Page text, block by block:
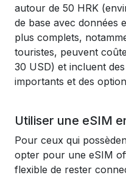
autour de 50 HRK
de base avec données
plus complets,
touristes, peuvent
30 USD) et incluent
importants et des
Utiliser une eSIM
Pour ceux qui
opter pour une eSIM
flexible de rester